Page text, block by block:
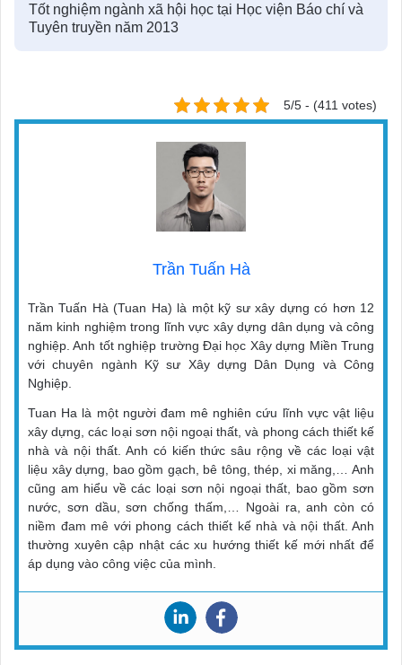
Tốt nghiệm ngành xã hội học tại Học viện Báo chí và
Tuyên truyền năm 2013
5/5 - (411 votes)
Trần Tuấn Hà
Trần Tuấn Hà (Tuan Ha) là một kỹ sư xây dựng có hơn 12
năm kinh nghiệm trong lĩnh vực xây dựng dân dụng và công
nghiệp. Anh tốt nghiệp trường Đại học Xây dựng Miền Trung
với chuyên ngành Kỹ sư Xây dựng Dân Dụng và Công
Nghiệp.
Tuan Ha là một người đam mê nghiên cứu lĩnh vực vật liệu
xây dựng, các loại sơn nội ngoại thất, và phong cách thiết kế
nhà và nội thất. Anh có kiến thức sâu rộng về các loại vật
liệu xây dựng, bao gồm gạch, bê tông, thép, xi măng,… Anh
cũng am hiểu về các loại sơn nội ngoại thất, bao gồm sơn
nước, sơn dầu, sơn chống thấm,… Ngoài ra, anh còn có
niềm đam mê với phong cách thiết kế nhà và nội thất. Anh
thường xuyên cập nhật các xu hướng thiết kế mới nhất để
áp dụng vào công việc của mình.